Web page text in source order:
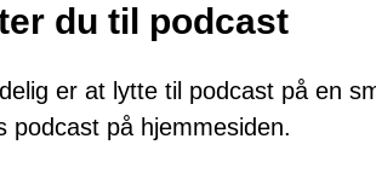
du til podcast
er at lytte til podcast på en
podcast på hjemmesiden.